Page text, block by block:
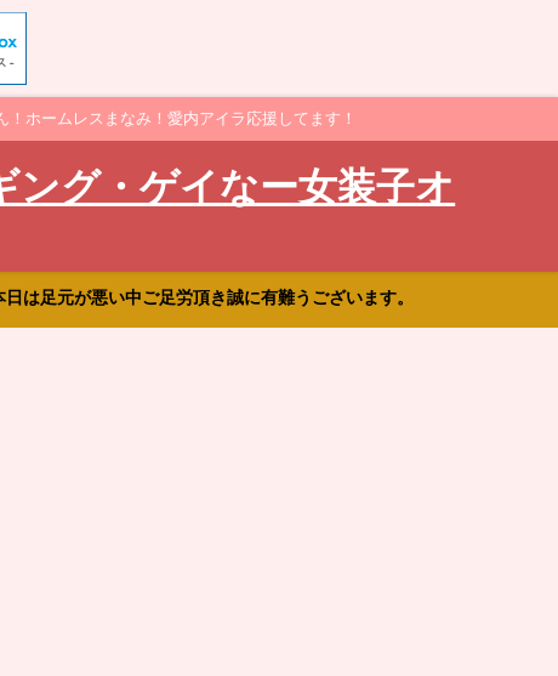
ホームレスまなみ！愛内アイラ応援してます！
ング・ゲイなー女装子オ
は足元が悪い中ご足労頂き誠に有難うございます。